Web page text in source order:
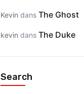
Kevin dans The Ghost
kevin dans The Duke
Search